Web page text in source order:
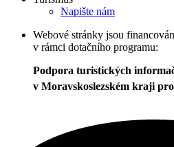
Napište nám
Webové stránky jsou
v rámci dotačního programu:
Podpora turistických
v Moravskoslezském kraji